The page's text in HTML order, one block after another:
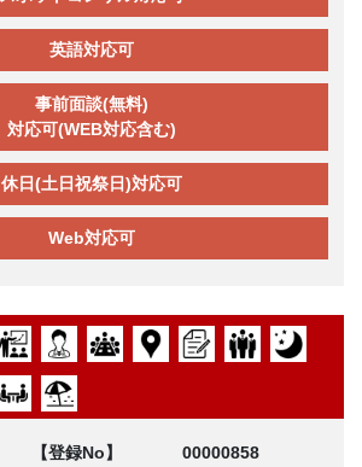
英語対応可
事前面談(無料)
対応可(WEB対応含む)
休日(土日祝祭日)対応可
Web対応可
【登録No】
00000858